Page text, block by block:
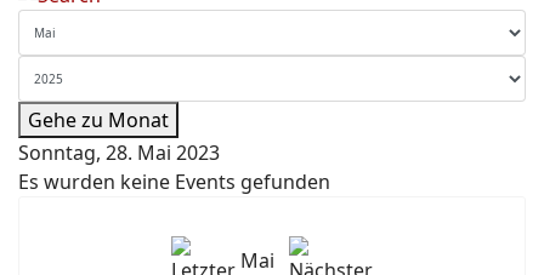
Gehe zu Monat
Sonntag, 28. Mai 2023
Es wurden keine Events gefunden
Mai